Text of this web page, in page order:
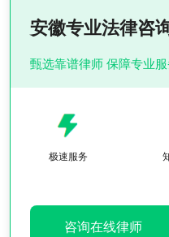
安徽专业法律咨
甄选靠谱律师 保障专业
极速服务
咨询在线律师